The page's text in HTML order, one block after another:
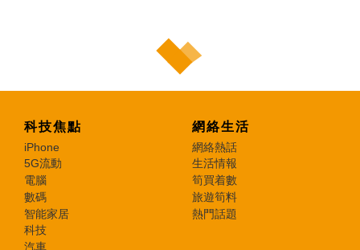
科技焦點
iPhone
5G流動
電腦
數碼
智能家居
科技
汽車
網絡生活
網絡熱話
生活情報
筍買着數
旅遊筍料
熱門話題